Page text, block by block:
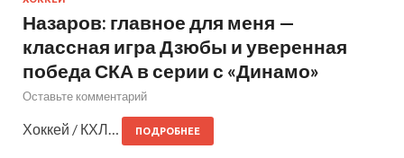
Назаров: главное для меня —
классная игра Дзюбы и уверенная
победа СКА в серии с «Динамо»
Оставьте комментарий
Хоккей / КХЛ… ПОДРОБНЕЕ